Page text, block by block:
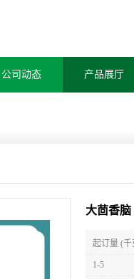
公司动态 产品展厅
大茴香脑
起订量 (千
1-5